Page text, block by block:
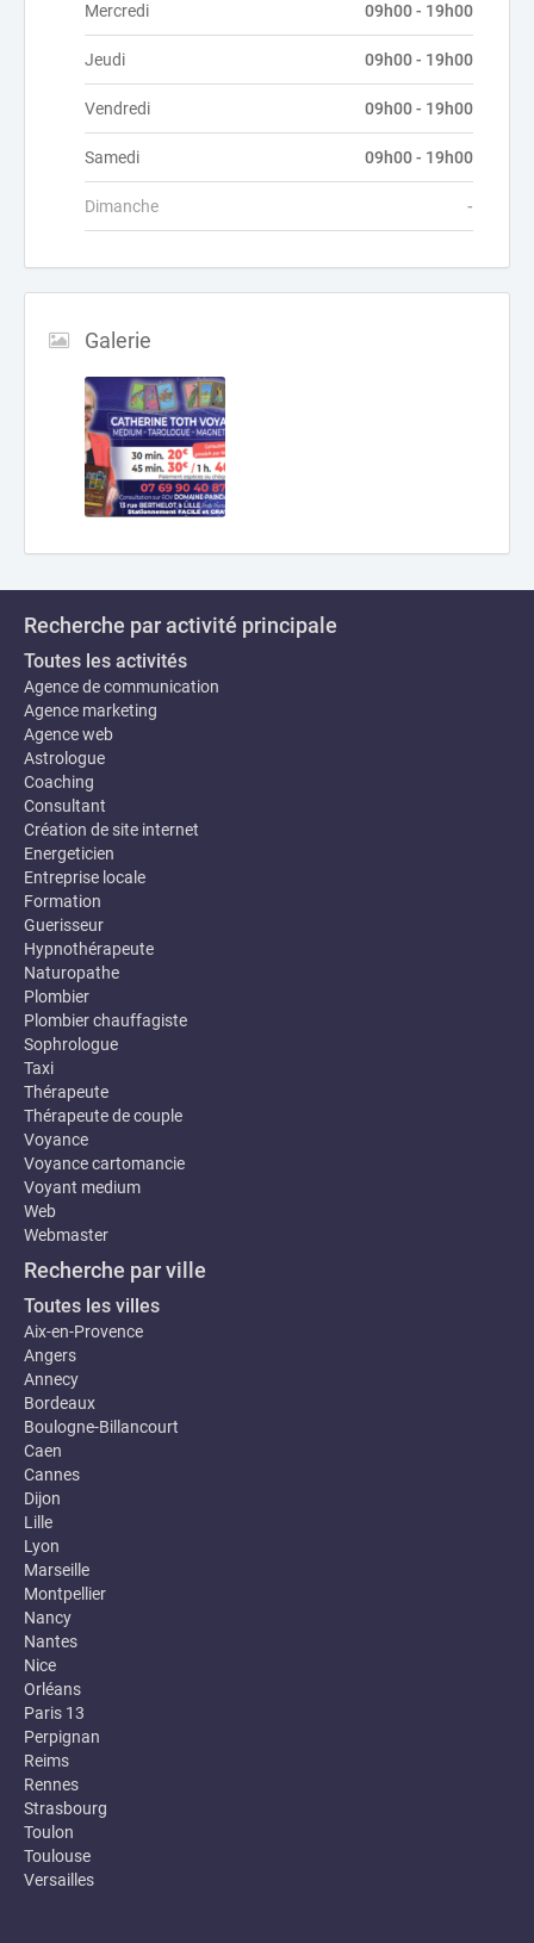
Mercredi 09h00 - 19h00
Jeudi 09h00 - 19h00
Vendredi 09h00 - 19h00
Samedi 09h00 - 19h00
Dimanche -
Galerie
Recherche par activité principale
Toutes les activités
Agence de communication
Agence marketing
Agence web
Astrologue
Coaching
Consultant
Création de site internet
Energeticien
Entreprise locale
Formation
Guerisseur
Hypnothérapeute
Naturopathe
Plombier
Plombier chauffagiste
Sophrologue
Taxi
Thérapeute
Thérapeute de couple
Voyance
Voyance cartomancie
Voyant medium
Web
Webmaster
Recherche par ville
Toutes les villes
Aix-en-Provence
Angers
Annecy
Bordeaux
Boulogne-Billancourt
Caen
Cannes
Dijon
Lille
Lyon
Marseille
Montpellier
Nancy
Nantes
Nice
Orléans
Paris 13
Perpignan
Reims
Rennes
Strasbourg
Toulon
Toulouse
Versailles